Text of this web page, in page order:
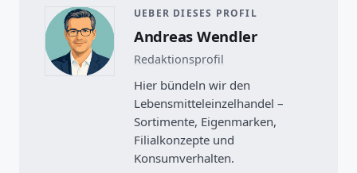
UEBER DIESES PROFIL
Andreas Wendler
Redaktionsprofil
Hier bündeln wir den
Lebensmitteleinzelhandel –
Sortimente, Eigenmarken,
Filialkonzepte und
Konsumverhalten.